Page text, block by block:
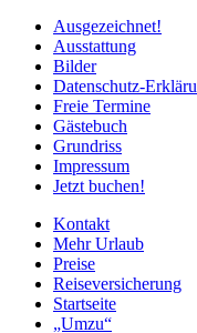
Ausgezeichnet!
Ausstattung
Bilder
Datenschutz-
Freie Termine
Gästebuch
Grundriss
Impressum
Jetzt buchen!
Kontakt
Mehr Urlaub
Preise
Reiseversicherung
Startseite
„Umzu“